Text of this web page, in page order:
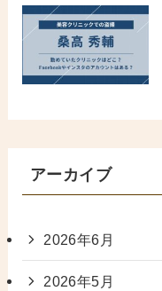
アーカイブ
2026年6月
2026年5月